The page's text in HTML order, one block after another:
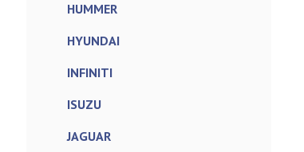
HUMMER
HYUNDAI
INFINITI
ISUZU
JAGUAR